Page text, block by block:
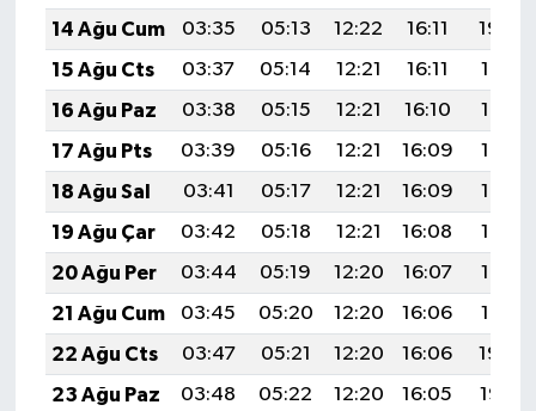
14 Ağu Cum
03:35 05:13 12:22 16:11
19:20
15 Ağu Cts
03:37 05:14 12:21 16:11
19:19
16 Ağu Paz
03:38 05:15 12:21 16:10
19:17
17 Ağu Pts
03:39 05:16 12:21 16:09
19:16
18 Ağu Sal
03:41 05:17 12:21 16:09
19:15
19 Ağu Çar
03:42 05:18 12:21 16:08
19:13
20 Ağu Per
03:44 05:19 12:20 16:07
19:12
21 Ağu Cum
03:45 05:20 12:20 16:06
19:10
22 Ağu Cts
03:47 05:21 12:20 16:06
19:09
23 Ağu Paz
03:48 05:22 12:20 16:05
19:07